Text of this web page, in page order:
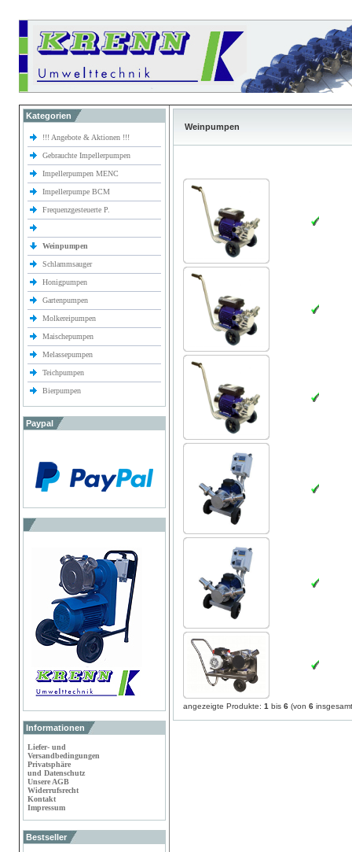
Kategorien
!!! Angebote & Aktionen !!!
Gebrauchte Impellerpumpen
Impellerpumpen MENC
Impellerpumpe BCM
Frequenzgesteuerte P.
Weinpumpen
Schlammsauger
Honigpumpen
Gartenpumpen
Molkereipumpen
Maischepumpen
Melassepumpen
Teichpumpen
Bierpumpen
Paypal
Informationen
Liefer- und
Versandbedingungen
Privatsphäre
und Datenschutz
Unsere AGB
Widerrufsrecht
Kontakt
Impressum
Bestseller
Weinpumpen
angezeigte Produkte: 1 bis 6 (von 6